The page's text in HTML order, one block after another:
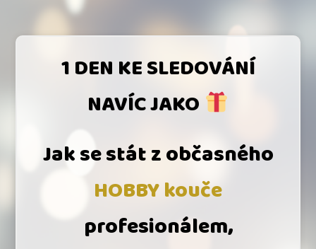
1 DEN KE SLEDOVÁNÍ
NAVÍC JAKO
Jak se stát z občasného
HOBBY kouče
profesionálem,